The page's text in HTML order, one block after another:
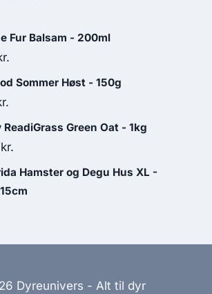
Fur Balsam - 200ml
Sommer Høst - 150g
ReadiGrass Green Oat - 1kg
kr.
Hamster og Degu Hus XL -
Dyreunivers - Alt til dyr